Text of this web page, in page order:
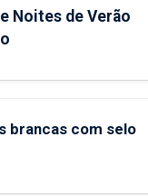
Noites de Verão
brancas com selo